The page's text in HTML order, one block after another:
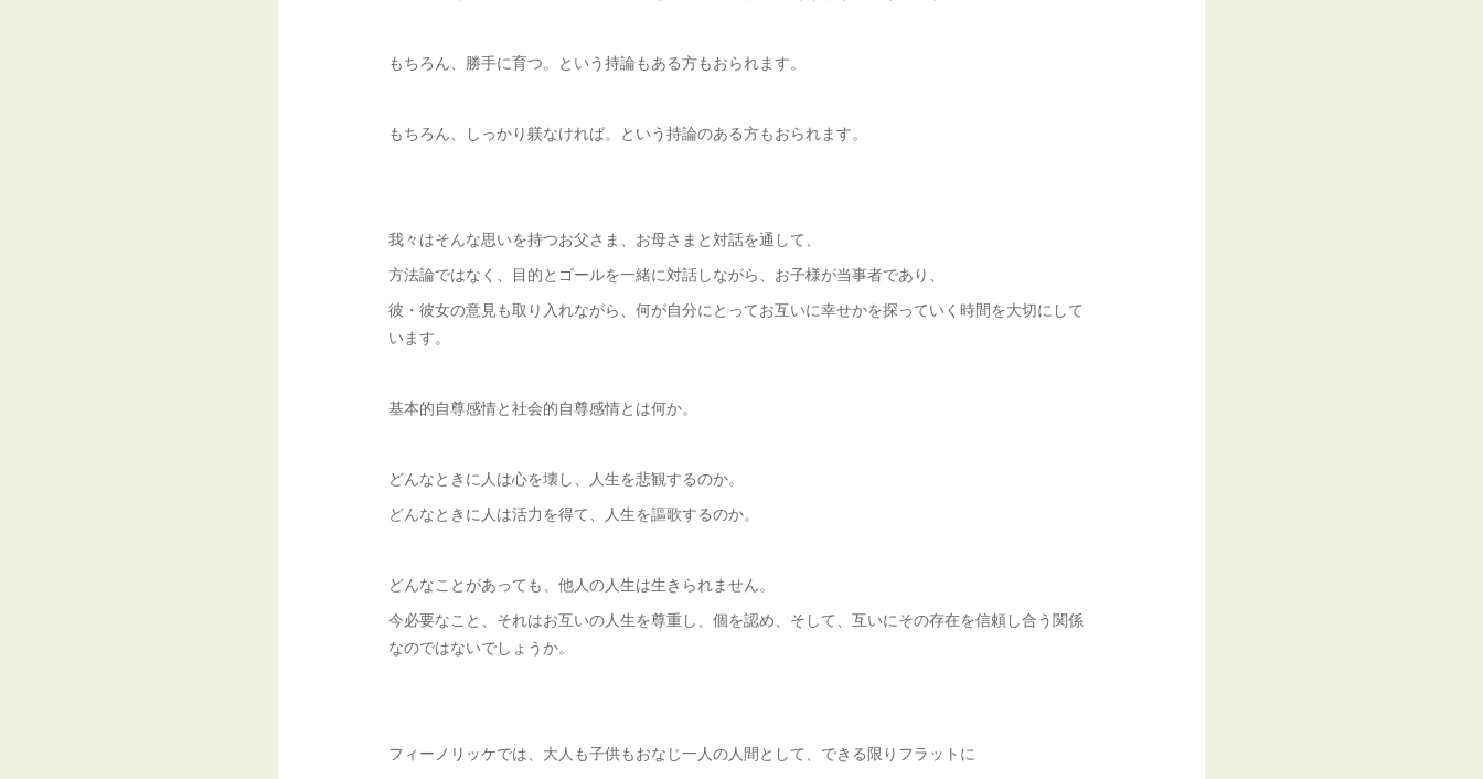
もちろん、勝手に育つ。という持論もある方もおられます。
もちろん、しっかり躾なければ。という持論のある方もおられます。
我々はそんな思いを持つお父さま、お母さまと対話を通して、
方法論ではなく、目的とゴールを一緒に対話しながら、お子様が当事者であり、
彼・彼女の意見も取り入れながら、何が自分にとってお互いに幸せかを探っていく時間を大切にして
います。
基本的自尊感情と社会的自尊感情とは何か。
どんなときに人は心を壊し、人生を悲観するのか。
どんなときに人は活力を得て、人生を謳歌するのか。
どんなことがあっても、他人の人生は生きられません。
今必要なこと、それはお互いの人生を尊重し、個を認め、そして、互いにその存在を信頼し合う関係
なのではないでしょうか。
フィーノリッケでは、大人も子供もおなじ一人の人間として、できる限りフラットに